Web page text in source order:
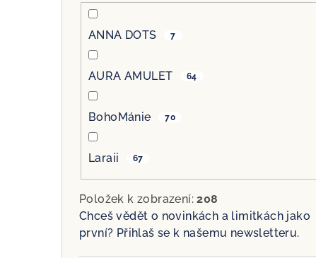
ANNA DOTS 7
AURA AMULET 64
BohoMánie 70
Laraii 67
Položek k zobrazení:208
Chceš vědět o novinkách a limitkách jako
první? Přihlaš se k našemu newsletteru.